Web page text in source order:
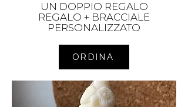
UN DOPPIO REGALO
REGALO + BRACCIALE
PERSONALIZZATO
ORDINA